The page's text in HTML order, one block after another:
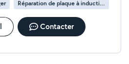
Réparation de plaque à induction
Contacter